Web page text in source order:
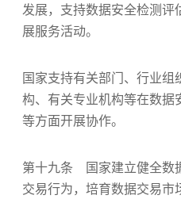
发展，支持数据安全检测评
展服务活动。
国家支持有关部门、行业
构、有关专业机构等在数据
等方面开展协作。
第十九条 国家建立健全数
交易行为，培育数据交易市